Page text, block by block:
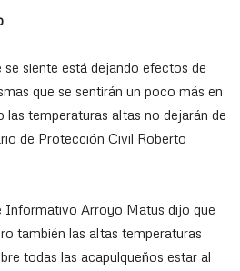
siente está dejando efectos de
que se sentirán un poco más en
las temperaturas altas no dejarán de
de Protección Civil Roberto
Informativo Arroyo Matus dijo que
también las altas temperaturas
todas las acapulqueños estar al